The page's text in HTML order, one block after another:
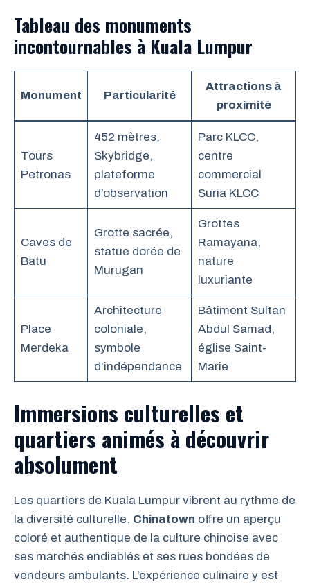
Tableau des monuments
incontournables à Kuala Lumpur
Monument Particularité
Attractions à
proximité
Tours
Petronas
452 mètres,
Skybridge,
plateforme
d’observation
Parc KLCC,
centre
commercial
Suria KLCC
Caves de
Batu
Grotte sacrée,
statue dorée de
Murugan
Grottes
Ramayana,
nature
luxuriante
Place
Merdeka
Architecture
coloniale,
symbole
d’indépendance
Bâtiment Sultan
Abdul Samad,
église Saint-
Marie
Immersions culturelles et
quartiers animés à découvrir
absolument
Les quartiers de Kuala Lumpur vibrent au rythme de
la diversité culturelle. Chinatown offre un aperçu
coloré et authentique de la culture chinoise avec
ses marchés endiablés et ses rues bondées de
vendeurs ambulants. L’expérience culinaire y est